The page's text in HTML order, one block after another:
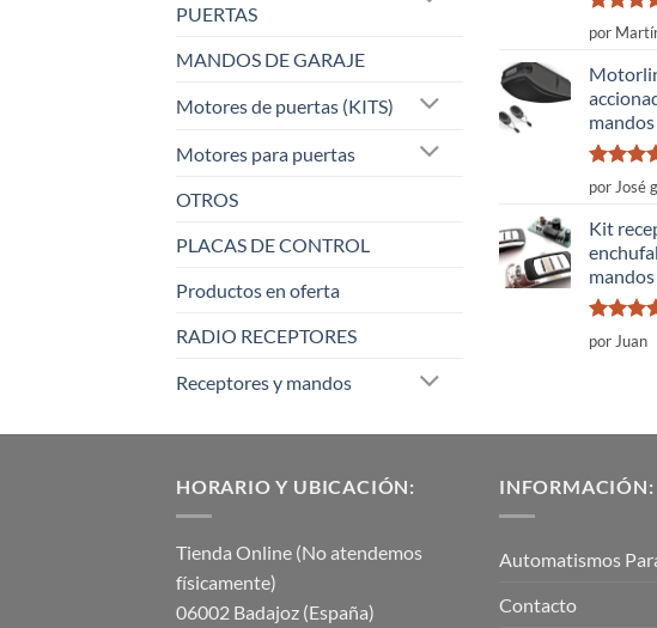
PUERTAS
MANDOS DE GARAJE
Motores de puertas (KITS)
Motores para puertas
OTROS
PLACAS DE CONTROL
Productos en oferta
RADIO RECEPTORES
Receptores y mandos
Valorado
con
5
por
mandos
Valorado
con
por José
Kit
mandos
Valorado
con
por Juan
HORARIO Y UBICACIÓN:
Tienda Online (No atendemos
físicamente)
06002 Badajoz (España)
INFORMACIÓN:
Automatismos
Contacto